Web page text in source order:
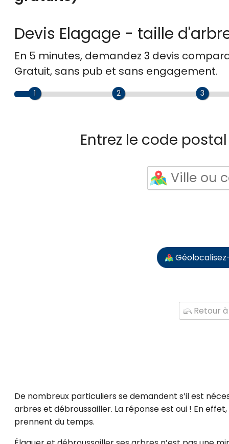
Devis Elagage - taille
En 5 minutes, demandez 3 devis
Gratuit, sans pub et sans engagement.
1 2 3
Entrez le code
Retour
De nombreux particuliers se demandent s’il est
arbres et débroussailler. La réponse est oui ! En
prennent du temps.